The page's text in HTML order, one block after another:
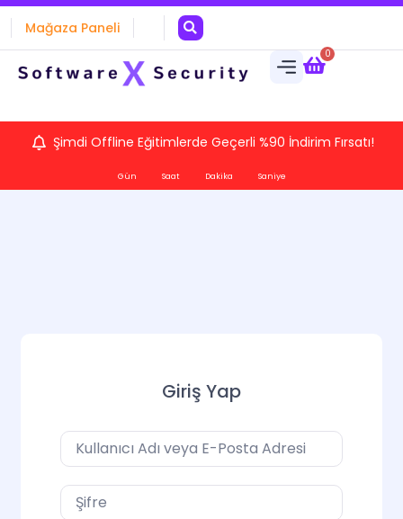
Mağaza Paneli
0
Şimdi Offline Eğitimlerde Geçerli %90 İndirim Fırsatı!
Gün Saat Dakika Saniye
Giriş Yap